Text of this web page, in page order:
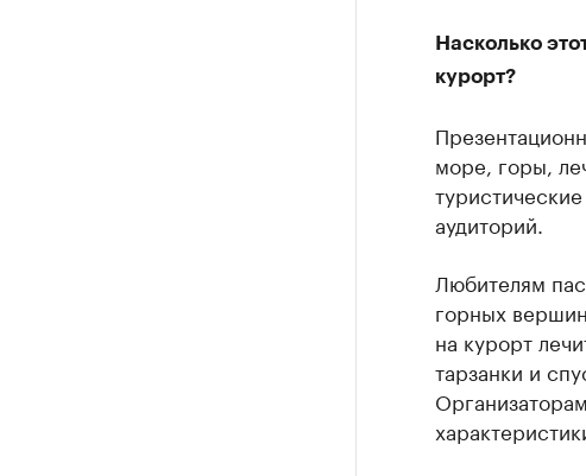
Насколько
курорт?
море, горы,
аудиторий.
Любителям
горных
на курорт
тарзанки и